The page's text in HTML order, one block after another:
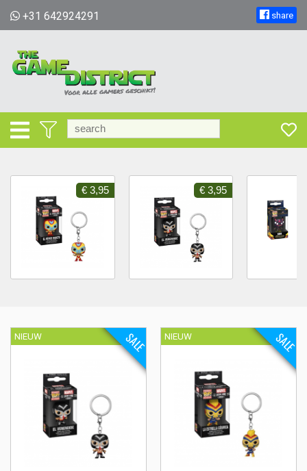
+31 642924291 share
€ 3,95 € 3,95
NIEUW SALE NIEUW SALE